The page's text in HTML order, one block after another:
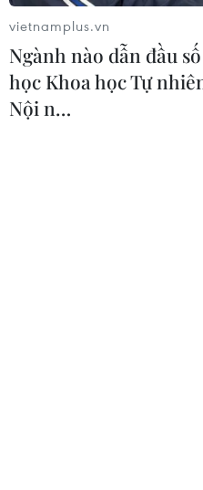
Thái Lan: Xả súng gây
tại trường học ở
07/08/2026 05:12
vietnamplus.vn
Ngành nào dẫn đầu
học Khoa học Tự
Nội n…